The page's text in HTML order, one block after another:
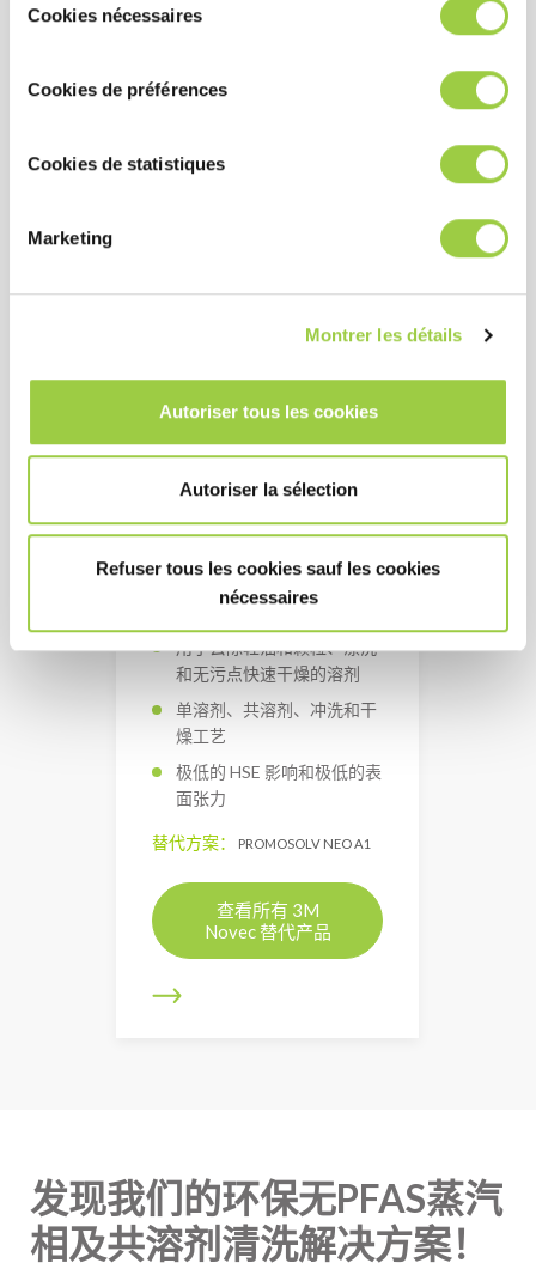
cookies.​ ​ ​
duCookies nécessaires
Cookies de préférences
Cookies de statistiques
Marketing
Montrer les détails
Autoriser tous les cookies
Autoriser la sélection
Refuser tous les cookies sauf les cookies
nécessaires
面张力
3M NOVEC 7200
用于去除轻油和颗粒、漂洗
和无污点快速干燥的溶剂
单溶剂、共溶剂、冲洗和干
燥工艺
极低的 HSE 影响和极低的表
面张力
替代方案： PROMOSOLV NEO A1
查看所有 3M
Novec 替代产品
发现我们的环保无PFAS蒸汽
相及共溶剂清洗解决方案！